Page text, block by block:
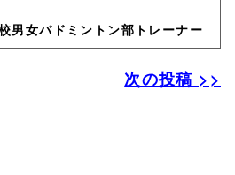
男女バドミントン部トレーナー
次の投稿 >>